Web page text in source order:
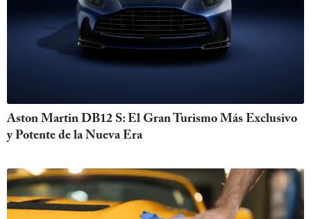
Aston Martin DB12 S: El Gran Turismo Más Exclusivo
y Potente de la Nueva Era